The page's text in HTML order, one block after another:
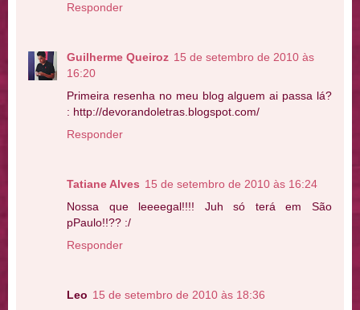
Responder
Guilherme Queiroz 15 de setembro de 2010 às
16:20
Primeira resenha no meu blog alguem ai passa lá?
: http://devorandoletras.blogspot.com/
Responder
Tatiane Alves 15 de setembro de 2010 às 16:24
Nossa que leeeegal!!!! Juh só terá em São
pPaulo!!?? :/
Responder
Leo 15 de setembro de 2010 às 18:36